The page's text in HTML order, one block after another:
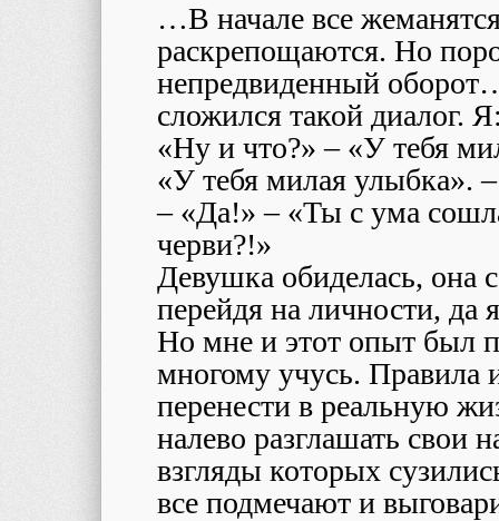
…В начале все
раскрепощаются. Но
непредвиденный
сложился такой диалог.
«Ну и что?» – «У тебя
«У тебя милая улыбка».
– «Да!» – «Ты с ума
черви?!»
Девушка обиделась, она
перейдя на личности, да
Но мне и этот опыт был
многому учусь. Правила
перенести в реальную
налево разглашать свои
взгляды которых
все подмечают и